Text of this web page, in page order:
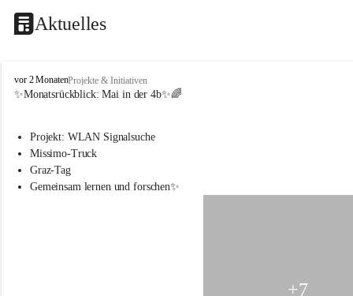
Aktuelles
V
o
s
s
c
vor 2 MonatenProjekte & Initiativen
✨Monatsrückblick: Mai in der 4b✨🌈
Projekt: WLAN Signalsuche
Missimo-Truck
Graz-Tag
Gemeinsam lernen und forschen✨
+7